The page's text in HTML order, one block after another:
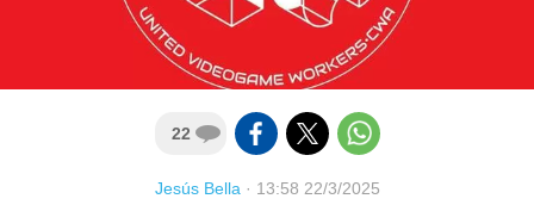
22
Jesús Bella· 13:58 22/3/2025